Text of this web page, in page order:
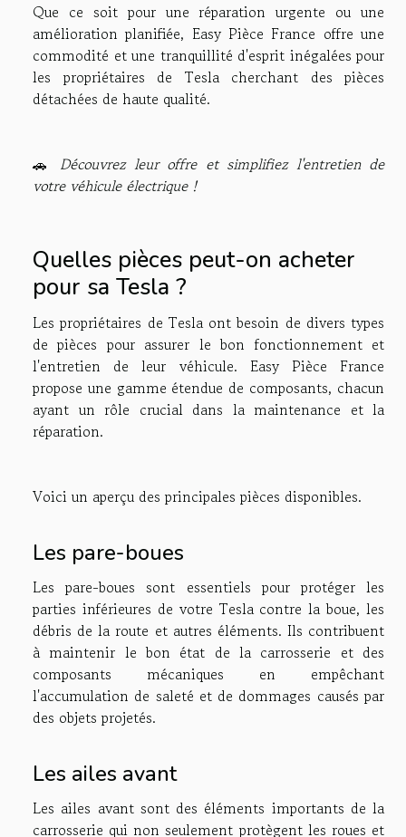
Que ce soit pour une réparation urgente ou une
amélioration planifiée, Easy Pièce France offre une
commodité et une tranquillité d'esprit inégalées pour
les propriétaires de Tesla cherchant des pièces
détachées de haute qualité.
🚗
Découvrez leur offre et simplifiez l'entretien de
votre véhicule électrique !
Quelles pièces peut-on acheter
pour sa Tesla ?
Les propriétaires de Tesla ont besoin de divers types
de pièces pour assurer le bon fonctionnement et
l'entretien de leur véhicule. Easy Pièce France
propose une gamme étendue de composants, chacun
ayant un rôle crucial dans la maintenance et la
réparation.
Voici un aperçu des principales pièces disponibles.
Les pare-boues
Les pare-boues sont essentiels pour protéger les
parties inférieures de votre Tesla contre la boue, les
débris de la route et autres éléments. Ils contribuent
à maintenir le bon état de la carrosserie et des
composants mécaniques en empêchant
l'accumulation de saleté et de dommages causés par
des objets projetés.
Les ailes avant
Les ailes avant sont des éléments importants de la
carrosserie qui non seulement protègent les roues et